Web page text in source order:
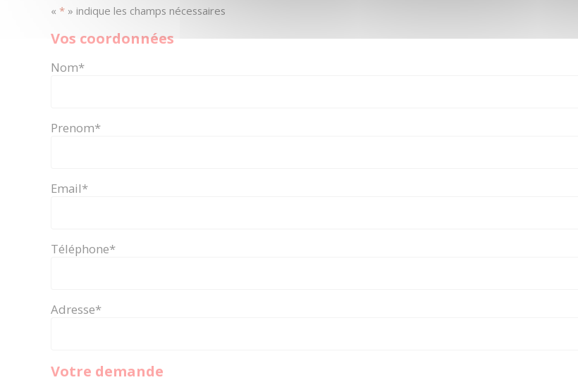
« * » indique les champs nécessaires
Vos coordonnées
Nom*
Prenom*
Email*
Téléphone*
Adresse*
Votre demande